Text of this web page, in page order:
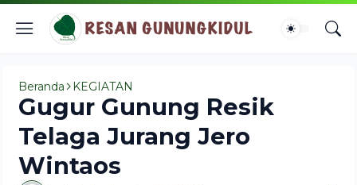
Beranda KEGIATAN
Gugur Gunung Resik
Telaga Jurang Jero
Wintaos